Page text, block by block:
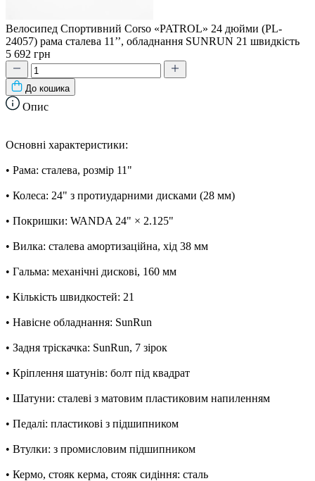
Велосипед Спортивний Corso «PATROL» 24 дюйми (PL-
24057) рама сталева 11’’, обладнання SUNRUN 21 швидкість
5 692 грн
До кошика
Опис
Основні характеристики:
• Рама: сталева, розмір 11"
• Колеса: 24" з протиударними дисками (28 мм)
• Покришки: WANDA 24" × 2.125"
• Вилка: сталева амортизаційна, хід 38 мм
• Гальма: механічні дискові, 160 мм
• Кількість швидкостей: 21
• Навісне обладнання: SunRun
• Задня тріскачка: SunRun, 7 зірок
• Кріплення шатунів: болт під квадрат
• Шатуни: сталеві з матовим пластиковим напиленням
• Педалі: пластикові з підшипником
• Втулки: з промисловим підшипником
• Кермо, стояк керма, стояк сидіння: сталь